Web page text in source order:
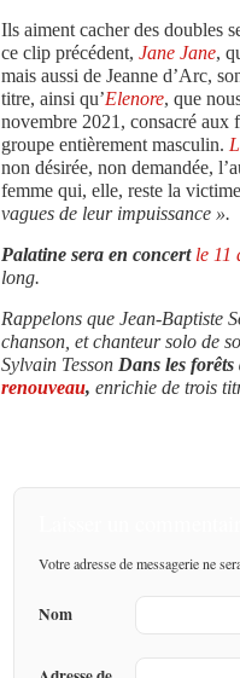
Ils aiment cacher des doubles
ce clip précédent, Jane Jane,
mais aussi de Jeanne d’Arc,
titre, ainsi qu’Elenore, que
novembre 2021, consacré aux
groupe entièrement masculin.
non désirée, non demandée,
femme qui, elle, reste la victime
vagues de leur impuissance ».
Palatine sera en concertle 11
long.
Rappelons que Jean-Baptiste
chanson, et chanteur solo de
Sylvain Tesson Dans les forêts
renouveau, enrichie de trois
Votre adresse de messagerie ne
Nom